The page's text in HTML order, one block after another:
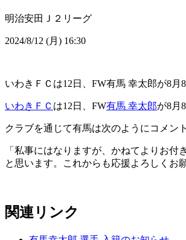
明治安田Ｊ２リーグ
2024/8/12 (月) 16:30
いわきＦＣは12日、FW有馬 幸太郎が8
いわきＦＣ は12日、FW有馬 幸太郎が8月
クラブを通じて有馬は次のようにコメン
「私事にはなりますが、かねてよりお
と思います。これからも応援よろしくお
関連リンク